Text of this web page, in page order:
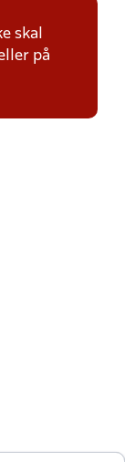
skal
på